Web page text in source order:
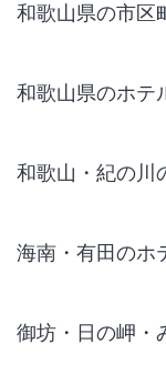
和歌山県の市区
和歌山県のホテ
和歌山・紀の川
海南・有田のホ
御坊・日の岬・